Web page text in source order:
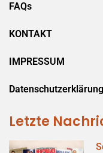
FAQs
KONTAKT
IMPRESSUM
Datenschutzerklärung
Letzte